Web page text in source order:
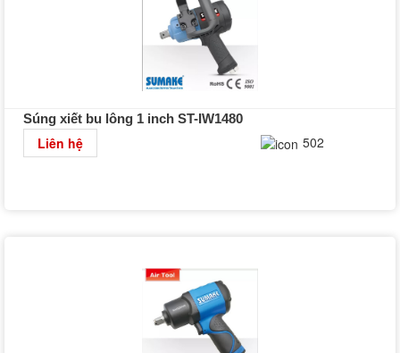
Súng xiết bu lông 1 inch ST-IW1480
Liên hệ 502